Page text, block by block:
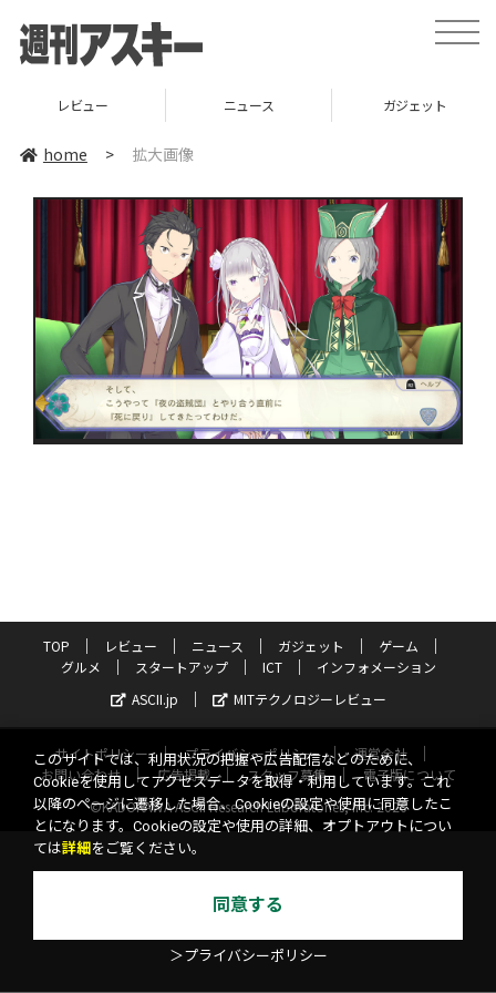
toggle
レビュー ニュース ガジェット
home > 拡大画像
TOP レビュー ニュース ガジェット
ゲーム
グルメ
スタートアップ ICT
インフォメーション
ASCII.jp
MITテクノロジーレビュー
サイトポリシー プライバシーポリシー
運営会社
お問い合わせ
広告掲載 スタッフ募集
電子版について
©KADOKAWA ASCII Research Laboratories, Inc. 2026
このサイトでは、利用状況の把握や広告配信などのために、
Cookieを使用してアクセスデータを取得・利用しています。これ
以降のページに遷移した場合、Cookieの設定や使用に同意したこ
とになります。Cookieの設定や使用の詳細、オプトアウトについ
ては詳細 をご覧ください。
同意する
＞プライバシーポリシー